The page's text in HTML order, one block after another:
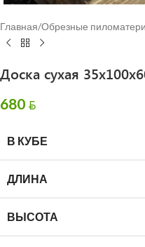
Главная/Обрезные
Доска сухая
680 BYN
В КУБЕ
ДЛИНА
ВЫСОТА